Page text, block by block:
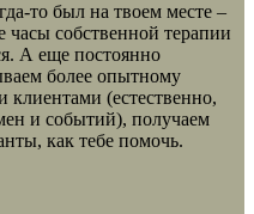
то был на твоем месте –
собственной терапии
А еще постоянно
более опытному
клиентами (естественно,
и событий), получаем
как тебе помочь.